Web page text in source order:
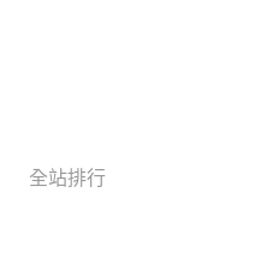
全站排行